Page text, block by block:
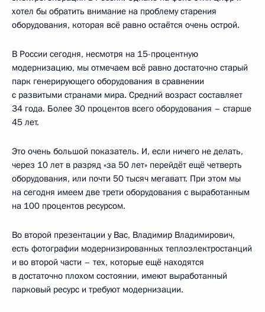
хотел бы обратить внимание на проблему старения
оборудования, которая всё равно остаётся очень острой.
В России сегодня, несмотря на 15-процентную
модернизацию, мы отмечаем всё равно достаточно старый
парк генерирующего оборудования в сравнении
с развитыми странами мира. Средний возраст составляет
34 года. Более 30 процентов всего оборудования – старше
45 лет.
Это очень большой показатель. И, если ничего не делать,
через 10 лет в разряд «за 50 лет» перейдёт ещё четверть
оборудования, или почти 50 тысяч мегаватт. При этом мы
на сегодня имеем две трети оборудования с выработанным
на 100 процентов ресурсом.
Во второй презентации у Вас, Владимир Владимирович,
есть фотографии модернизированных теплоэлектростанций
и во второй части – тех, которые ещё находятся
в достаточно плохом состоянии, имеют выработанный
парковый ресурс и требуют модернизации.